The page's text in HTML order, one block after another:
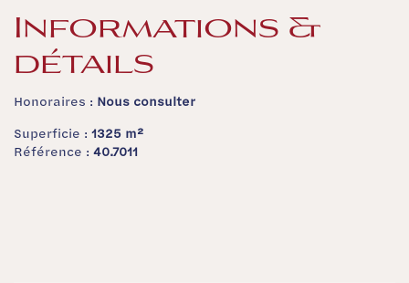
Informations &
détails
Honoraires : Nous consulter
Superficie : 1325 m²
Référence : 40.7011